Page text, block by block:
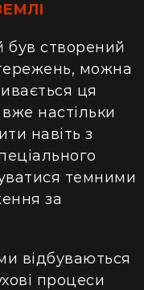
був створений
можна
ця
настільки
навіть з
темними
за
відбуваються
процеси